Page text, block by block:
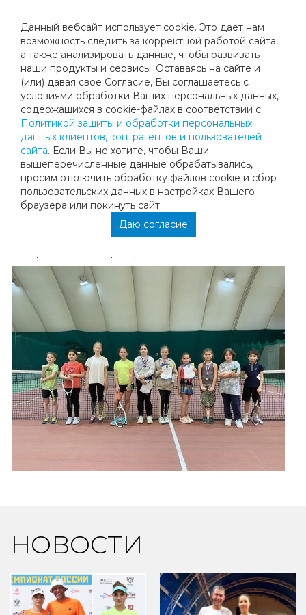
Данный вебсайт использует cookie. Это дает нам
возможность следить за корректной работой сайта,
а также анализировать данные, чтобы развивать
наши продукты и сервисы. Оставаясь на сайте и
(или) давая свое Согласие, Вы соглашаетесь с
условиями обработки Ваших персональных данных,
содержащихся в cookie-файлах в соответствии с
Политикой защиты и обработки персональных
данных клиентов, контрагентов и пользователей
сайта. Если Вы не хотите, чтобы Ваши
вышеперечисленные данные обрабатывались,
просим отключить обработку файлов cookie и сбор
пользовательских данных в настройках Вашего
браузера или покинуть сайт.
Даю согласие
ВОСКРЕСНЫЙ ТУРНИР
20 марта в «Мегаспорт-теннис» состоялся очередной
учебный воскресный турнир.
Целью турнира является повышение спортивного
мастерства и соревновательного опыта участников.
Результаты:
1 место – Чигрина Милана
2 место – Цымбалова Кристина
3 место – Матюхина Арина
НОВОСТИ